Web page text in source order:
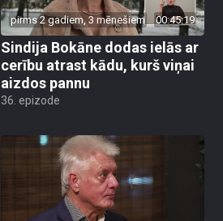
pirms 2 gadiem, 3 mēnešiem 00:45:19
Sindija Bokāne dodas ielās ar
cerību atrast kādu, kurš viņai
aizdos pannu
36. epizode